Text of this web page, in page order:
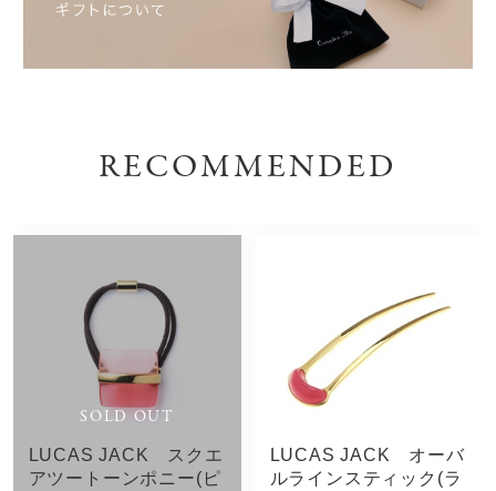
RECOMMENDED
SOLD OUT
LUCAS JACK スクエ
アツートーンポニー(ピ
LUCAS JACK オーバ
ルラインスティック(ラ